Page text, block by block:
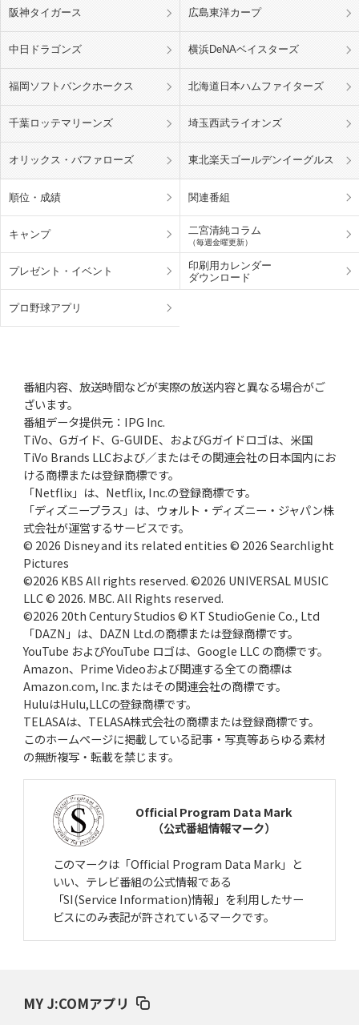
阪神タイガース 広島東洋カープ
中日ドラゴンズ 横浜DeNAベイスターズ
福岡ソフトバンクホークス 北海道日本ハムファイターズ
千葉ロッテマリーンズ 埼玉西武ライオンズ
オリックス・バファローズ 東北楽天ゴールデンイーグルス
順位・成績 関連番組
キャンプ 二宮清純コラム
（毎週金曜更新）
プレゼント・ イベント
印刷用カレンダー
ダウンロード
プロ野球アプリ
番組内容、放送時間などが実際の放送内容と異なる場合がご
ざいます。
番組データ提供元：IPG Inc.
TiVo、Gガイド、G-GUIDE、およびGガイドロゴは、米国
TiVo Brands LLCおよび／またはその関連会社の日本国内にお
ける商標または登録商標です。
「Netflix」は、Netflix, Inc.の登録商標です。
「ディズニープラス」は、ウォルト・ディズニー・ジャパン株
式会社が運営するサービスです。
© 2026 Disney and its related entities © 2026 Searchlight
Pictures
©2026 KBS All rights reserved. ©2026 UNIVERSAL MUSIC
LLC © 2026. MBC. All Rights reserved.
©2026 20th Century Studios © KT StudioGenie Co., Ltd
「DAZN」は、DAZN Ltd.の商標または登録商標です。
YouTube およびYouTube ロゴは、Google LLC の商標です。
Amazon、Prime Videoおよび関連する全ての商標は
Amazon.com, Inc.またはその関連会社の商標です。
HuluはHulu,LLCの登録商標です。
TELASAは、TELASA株式会社の商標または登録商標です。
このホームページに掲載している記事・写真等あらゆる素材
の無断複写・転載を禁じます。
Official Program Data Mark
（公式番組情報マーク）
このマークは「Official Program Data Mark」と
いい、テレビ番組の公式情報である
「SI(Service Information)情報」を利用したサー
ビスにのみ表記が許されているマークです。
MY J:COMアプリ